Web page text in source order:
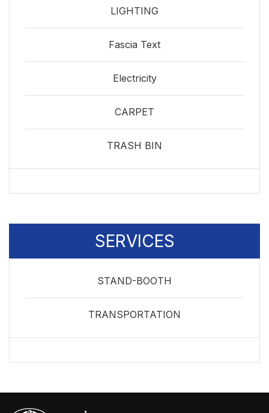
LIGHTING
Fascia Text
Electricity
CARPET
TRASH BIN
SERVICES
STAND-BOOTH
TRANSPORTATION